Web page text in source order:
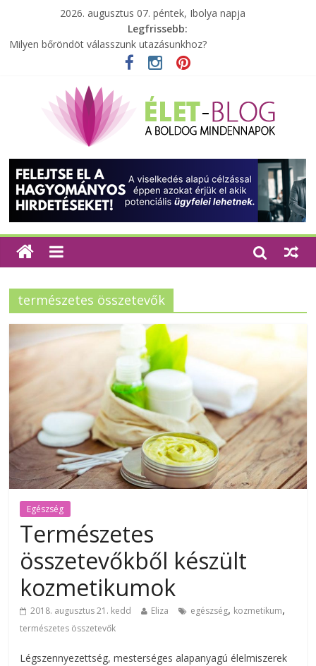
2026. augusztus 07. péntek, Ibolya napja
Legfrissebb:
Milyen bőröndöt válasszunk utazásunkhoz?
Elérhető zöld energia mindenki számára
Különleges tömörfa ládák Indiából
A zöld forradalom: A mosó- és parfümtermékek környezetbarát
szempontjainak erősítése
természetes összetevők
Egészség
Természetes
összetevőkből készült
kozmetikumok
2018. augusztus 21. kedd Eliza egészség, kozmetikum,
természetes összetevők
Légszennyezettség, mesterséges alapanyagú élelmiszerek